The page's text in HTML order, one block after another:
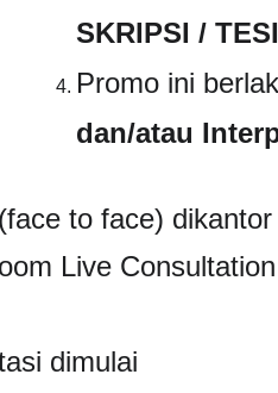
SKRIPSI /
Promo ini
dan/atau
to face)
Live
dimulai